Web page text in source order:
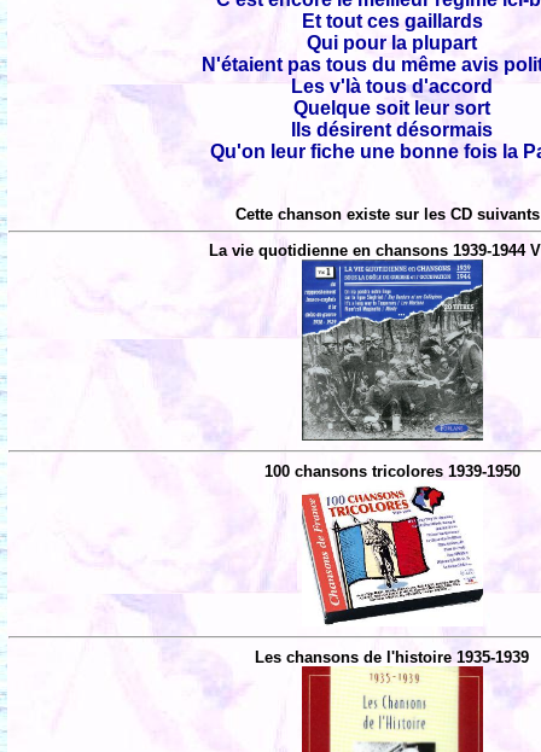
Et tout ces gaillards
Qui pour la plupart
N'étaient pas tous du même avis
Les v'là tous d'accord
Quelque soit leur sort
Ils désirent désormais
Qu'on leur fiche une bonne fois la
Cette chanson existe sur les CD
La vie quotidienne en chansons 1939-1944
100 chansons tricolores 1939-1950
Les chansons de l'histoire 1935-1939